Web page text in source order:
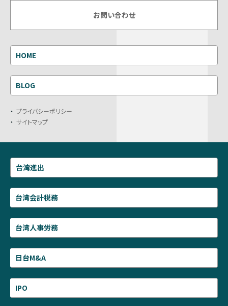
お問い合わせ
HOME
BLOG
プライバシーポリシー
サイトマップ
台湾進出
台湾会計税務
台湾人事労務
日台M&A
IPO